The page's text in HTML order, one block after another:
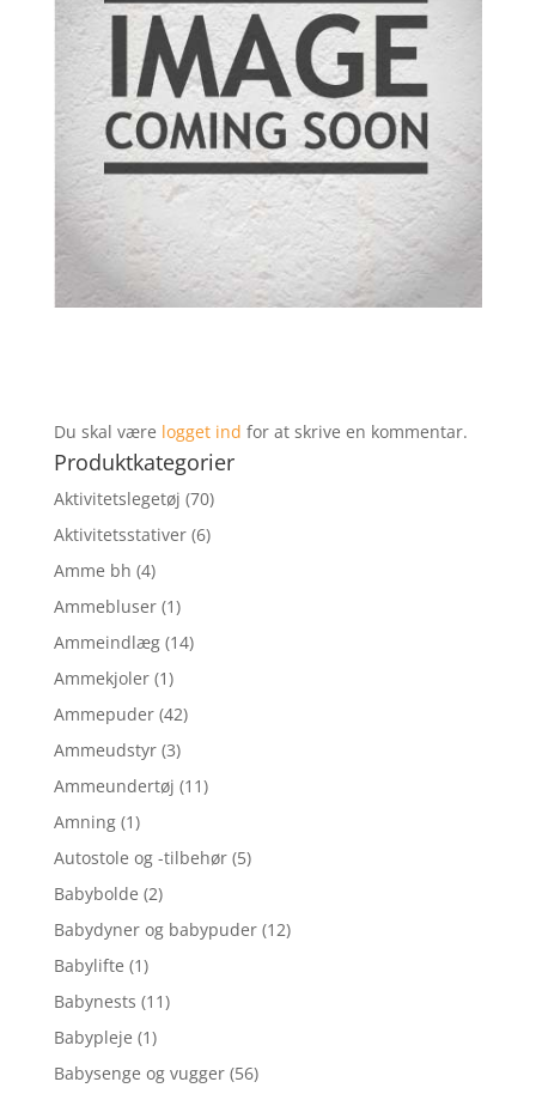
Du skal være logget ind for at skrive en kommentar.
Produktkategorier
Aktivitetslegetøj (70)
Aktivitetsstativer (6)
Amme bh (4)
Ammebluser (1)
Ammeindlæg (14)
Ammekjoler (1)
Ammepuder (42)
Ammeudstyr (3)
Ammeundertøj (11)
Amning (1)
Autostole og -tilbehør (5)
Babybolde (2)
Babydyner og babypuder (12)
Babylifte (1)
Babynests (11)
Babypleje (1)
Babysenge og vugger (56)